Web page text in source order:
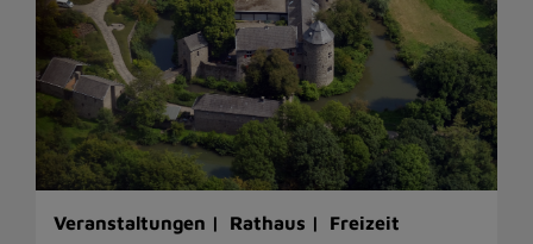
Veranstaltungen | Rathaus | Freizeit